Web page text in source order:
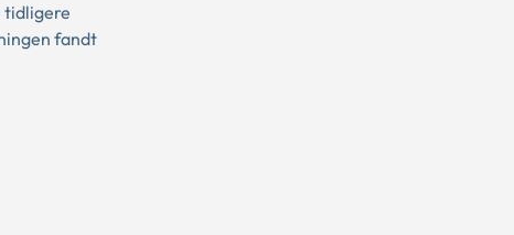
tidligere
fandt